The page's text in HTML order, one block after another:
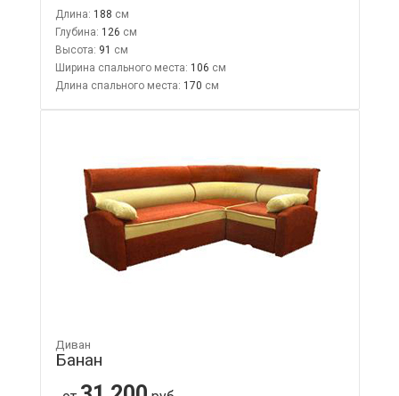
Длина: 188
Глубина: 126
Высота: 91
Ширина спального места: 106
Длина спального места: 170
Диван
Банан